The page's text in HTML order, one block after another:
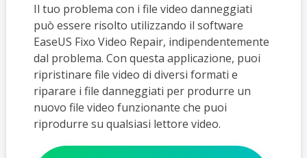
Il tuo problema con i file video danneggiati
può essere risolto utilizzando il software
EaseUS Fixo Video Repair, indipendentemente
dal problema. Con questa applicazione, puoi
ripristinare file video di diversi formati e
riparare i file danneggiati per produrre un
nuovo file video funzionante che puoi
riprodurre su qualsiasi lettore video.